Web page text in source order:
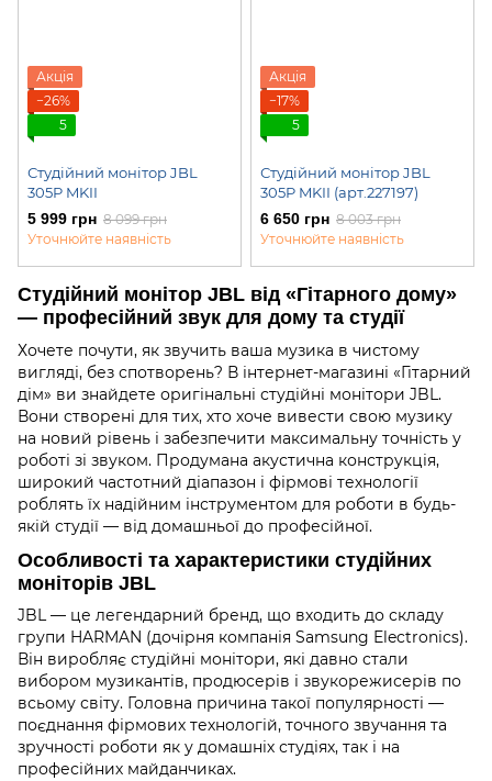
Акція
−26%
5
Студійний монітор JBL
305P MKII
5 999 грн 8 099 грн
Уточнюйте наявність
Акція
−17%
5
Студійний монітор JBL
305P MKII (арт.227197)
6 650 грн 8 003 грн
Уточнюйте наявність
Студійний монітор JBL від «Гітарного дому»
— професійний звук для дому та студії
Хочете почути, як звучить ваша музика в чистому
вигляді, без спотворень? В інтернет-магазині «Гітарний
дім» ви знайдете оригінальні студійні монітори JBL.
Вони створені для тих, хто хоче вивести свою музику
на новий рівень і забезпечити максимальну точність у
роботі зі звуком. Продумана акустична конструкція,
широкий частотний діапазон і фірмові технології
роблять їх надійним інструментом для роботи в будь-
якій студії — від домашньої до професійної.
Особливості та характеристики студійних
моніторів JBL
JBL — це легендарний бренд, що входить до складу
групи HARMAN (дочірня компанія Samsung Electronics).
Він виробляє студійні монітори, які давно стали
вибором музикантів, продюсерів і звукорежисерів по
всьому світу. Головна причина такої популярності —
поєднання фірмових технологій, точного звучання та
зручності роботи як у домашніх студіях, так і на
професійних майданчиках.